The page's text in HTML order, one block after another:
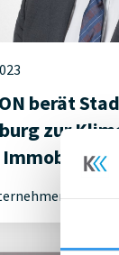
berät
zur